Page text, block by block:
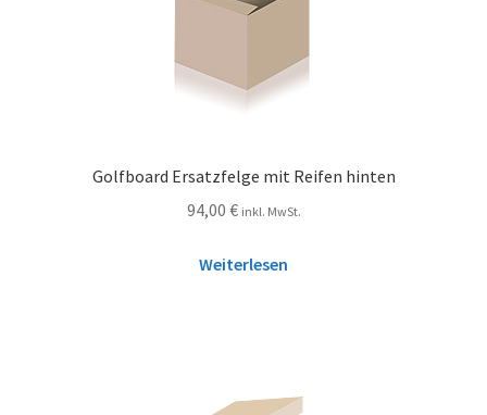
Golfboard Ersatzfelge mit Reifen hinten
94,00 € inkl. MwSt.
Weiterlesen